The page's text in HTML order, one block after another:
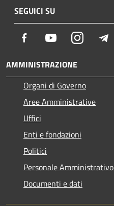
SEGUICI SU
Facebook YoutubeInstagram
AMMINISTRAZIONE
Organi di Governo
Aree Amministrative
Uffici
Enti e fondazioni
Politici
Personale Amministrativo
Documenti e dati